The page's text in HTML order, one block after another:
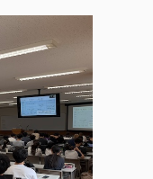
する対応
大学通信」
て
ャンパス）
く情報公開
連携・研究 TOP
キャリア教育TOP